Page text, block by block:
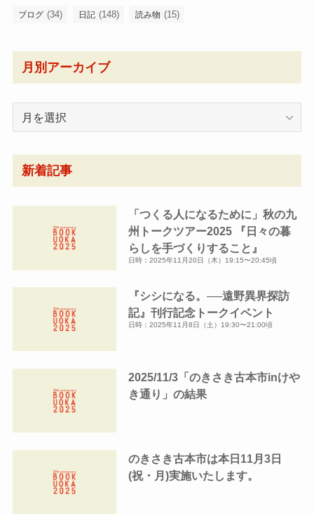
ブログ (34) 日記 (148) 読み物 (15)
月別アーカイブ
ー
カ
新着記事
「つくる人になるために」秋の九
州トークツアー2025 『日々の暮
らしを手づくりすること』
日時：2025年11月20日（木）19:15〜20:45頃
『シシになる。──遠野異界探訪
記』刊行記念トークイベント
日時：2025年11月8日（土）19:30〜21:00頃
2025/11/3「のきさき古本市inけや
き通り」の結果
のきさき古本市は本日11月3日
(祝・月)実施いたします。